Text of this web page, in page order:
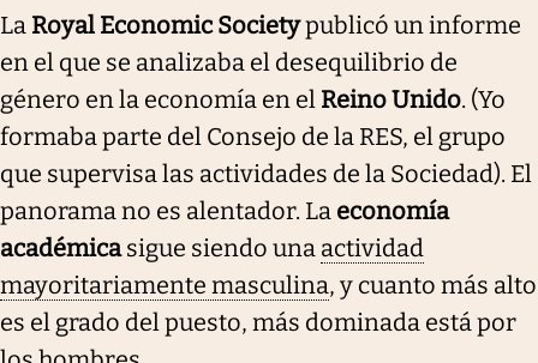
La Royal Economic Societypublicó un informe
en el que se analizaba el desequilibrio de
género en la economía en el Reino Unido. (Yo
formaba parte del Consejo de la RES, el grupo
que supervisa las actividades de la Sociedad). El
panorama no es alentador. La economía
académicasigue siendo una actividad
mayoritariamente masculina, y cuanto más alto
es el grado del puesto, más dominada está por